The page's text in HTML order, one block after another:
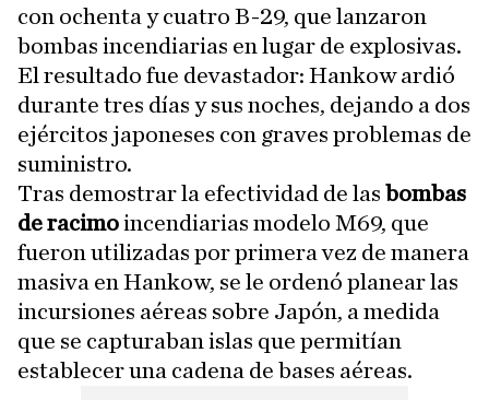
con ochenta y cuatro B-29, que lanzaron
bombas incendiarias en lugar de explosivas.
El resultado fue devastador: Hankow ardió
durante tres días y sus noches, dejando a dos
ejércitos japoneses con graves problemas de
suministro.
Tras demostrar la efectividad de las bombas
de racimoincendiarias modelo M69, que
fueron utilizadas por primera vez de manera
masiva en Hankow, se le ordenó planear las
incursiones aéreas sobre Japón, a medida
que se capturaban islas que permitían
establecer una cadena de bases aéreas.